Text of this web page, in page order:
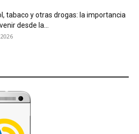
tabaco y otras drogas: la importancia
desde la...